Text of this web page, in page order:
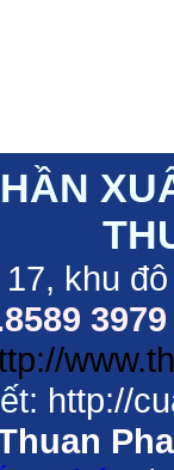
khu
3979
http://